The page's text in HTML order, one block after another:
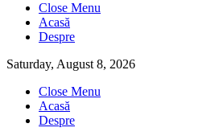
Close Menu
Acasă
Despre
Saturday, August 8, 2026
Close Menu
Acasă
Despre